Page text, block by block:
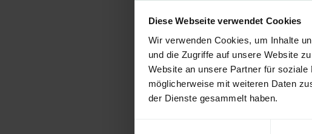
Diese Webseite verwendet Cookies
Wir verwenden Cookies, um Inhalte
und die Zugriffe auf unsere Website
Website an unsere Partner für
möglicherweise mit weiteren Daten
der Dienste gesammelt haben.